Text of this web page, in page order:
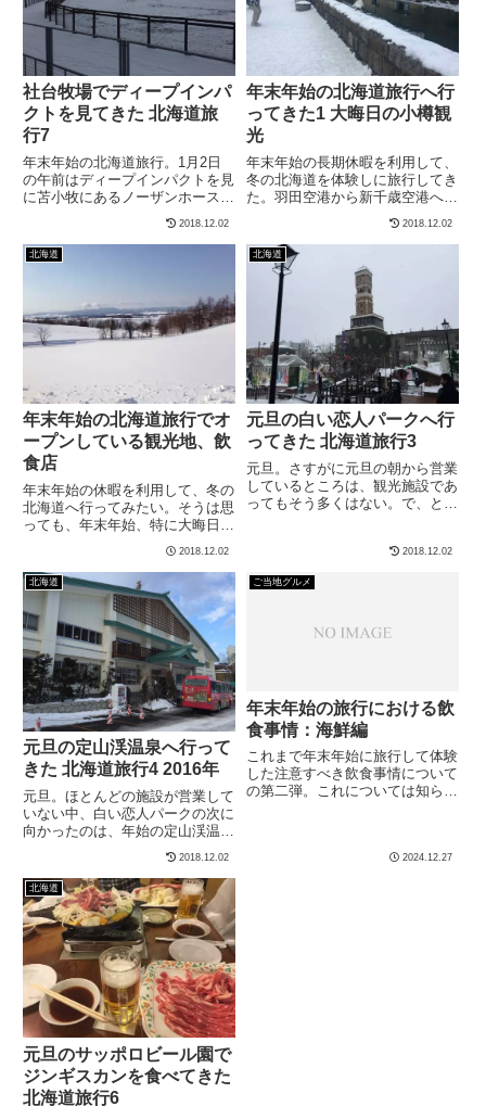
社台牧場でディープインパ
クトを見てきた 北海道旅
行7
年末年始の北海道旅行。1月2日
の午前はディープインパクトを見
に苫小牧にあるノーザンホースパ
インパクトはノーザンホースパー
クではなく社台牧場にいるとのこ
とで、社台牧場へ向か...
2018.12.02
年末年始の北海道旅行へ行
ってきた1 大晦日の小樽観
光
年末年始の長期休暇を利用して、
冬の北海道を体験しに旅行してき
た。羽田空港から新千歳空港へ北
だが、運賃が安いという理由か
ら、出発は大晦日の7時羽田発。
それでも羽田空港は人で...
2018.12.02
北海道
年末年始の北海道旅行でオ
ープンしている観光地、飲
食店
年末年始の休暇を利用して、冬の
北海道へ行ってみたい。そうは思
っても、年末年始、特に大晦日や
光施設はやっていないし、特に大
晦日の夜と元旦営業の飲食店はあ
まりなく、食事難民に...
2018.12.02
北海道
元旦の白い恋人パークへ行
ってきた 北海道旅行3
元旦。さすがに元旦の朝から営業
しているところは、観光施設であ
ってもそう多くはない。で、とり
パーク風の外観。一応テーマパー
クらしい。外は少し雪...
2018.12.02
北海道
元旦の定山渓温泉へ行って
きた 北海道旅行4 2016年
元旦。ほとんどの施設が営業して
いない中、白い恋人パークの次に
向かったのは、年始の定山渓温泉
までの道路の積雪状況一応、定山
渓も山なので少し雪が心配だった
が、特に路上に雪が残...
2018.12.02
ご当地グルメ
年末年始の旅行における飲
食事情：海鮮編
これまで年末年始に旅行して体験
した注意すべき飲食事情について
の第二弾。これについては知らな
おいた方が良い）日本全...2024.12.27
北海道
元旦のサッポロビール園で
ジンギスカンを食べてきた
北海道旅行6